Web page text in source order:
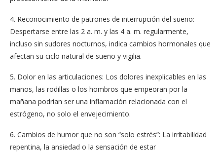
4. Reconocimiento de patrones de interrupción del sueño:
Despertarse entre las 2 a. m. y las 4 a. m. regularmente,
incluso sin sudores nocturnos, indica cambios hormonales que
afectan su ciclo natural de sueño y vigilia.
5. Dolor en las articulaciones: Los dolores inexplicables en las
manos, las rodillas o los hombros que empeoran por la
mañana podrían ser una inflamación relacionada con el
estrógeno, no solo el envejecimiento.
6. Cambios de humor que no son “solo estrés”: La irritabilidad
repentina, la ansiedad o la sensación de estar